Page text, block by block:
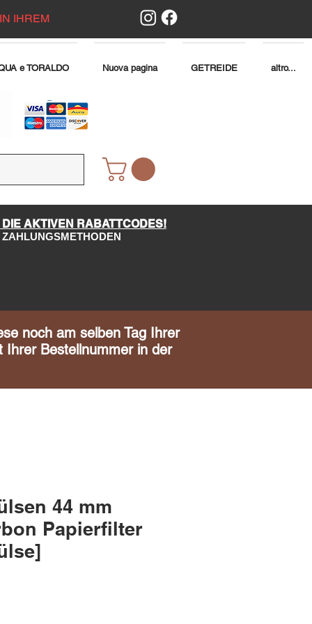
IHREM
e TORALDO Nuova pagina GETREIDE altro...
AKTIVEN RABATTCODES!
noch am selben Tag Ihrer
Bestellnummer in der
44 mm
Papierfilter